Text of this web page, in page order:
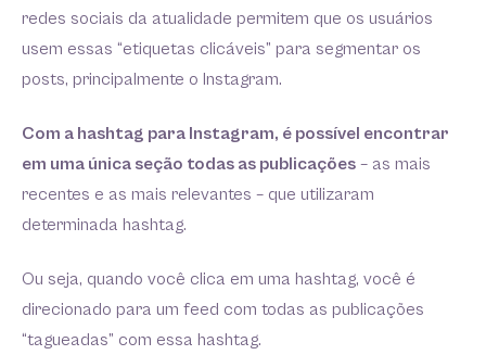
redes sociais da atualidade permitem que os usuários
usem essas “etiquetas clicáveis” para segmentar os
posts, principalmente o Instagram.
Com a hashtag para Instagram, é possível encontrar
em uma única seção todas as publicações – as mais
recentes e as mais relevantes – que utilizaram
determinada hashtag.
Ou seja, quando você clica em uma hashtag, você é
direcionado para um feed com todas as publicações
“tagueadas” com essa hashtag.